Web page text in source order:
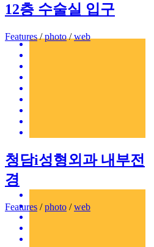
12층 수술실 입구
Features/photo/web
청담i성형외과 내부전
경
Features /photo /web